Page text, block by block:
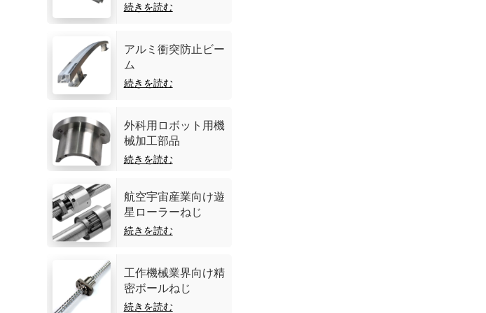
続きを読む
アルミ衝突防止ビー
ム
続きを読む
外科用ロボット用機
械加工部品
続きを読む
航空宇宙産業向け遊
星ローラーねじ
続きを読む
工作機械業界向け精
密ボールねじ
続きを読む